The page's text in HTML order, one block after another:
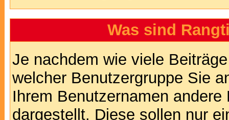
Was sind
Je nachdem wie viele
welcher Benutzergruppe Sie
Ihrem Benutzernamen
dargestellt. Diese sollen nur